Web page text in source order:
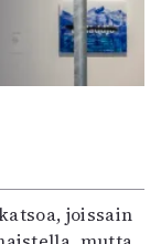
joissain